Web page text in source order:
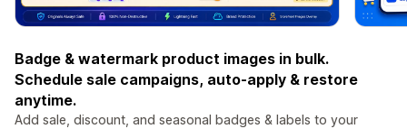
Badge & watermark product images in bulk.
Schedule sale campaigns, auto-apply & restore
anytime.
Add sale, discount, and seasonal badges & labels to your